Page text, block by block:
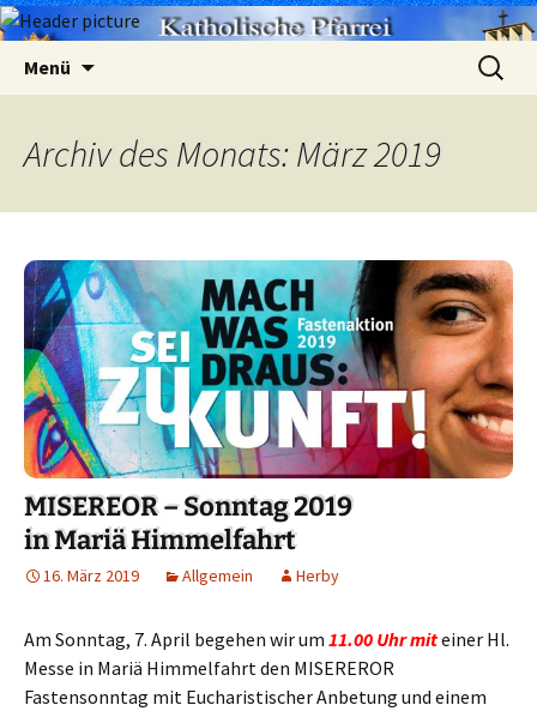
Menü
Suchen
nach:
Archiv des Monats: März 2019
MISEREOR – Sonntag 2019
in Mariä Himmelfahrt
16. März 2019 Allgemein Herby
Am Sonntag, 7. April begehen wir um 11.00 Uhr miteiner Hl.
Messe in Mariä Himmelfahrt den MISEREROR
Fastensonntag mit Eucharistischer Anbetung und einem